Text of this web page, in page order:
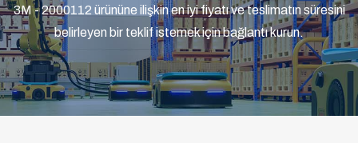
3M - 2000112 ürününe ilişkin en iyi fiyatı ve teslimatın süresini
belirleyen bir teklif istemek için bağlantı kurun.